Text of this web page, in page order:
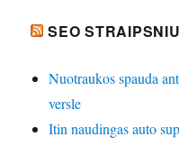
SEO
Nuotraukos spauda
versle
Itin naudingas auto